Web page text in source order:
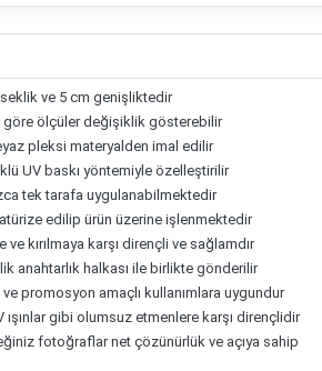
ve 5 cm genişliktedir
göre ölçüler değişiklik gösterebilir
pleksi materyalden imal edilir
UV baskı yöntemiyle özelleştirilir
tek tarafa uygulanabilmektedir
edilip ürün üzerine işlenmektedir
kırılmaya karşı dirençli ve sağlamdır
anahtarlık halkası ile birlikte gönderilir
promosyon amaçlı kullanımlara uygundur
ışınlar gibi olumsuz etmenlere karşı dirençlidir
fotoğraflar net çözünürlük ve açıya sahip